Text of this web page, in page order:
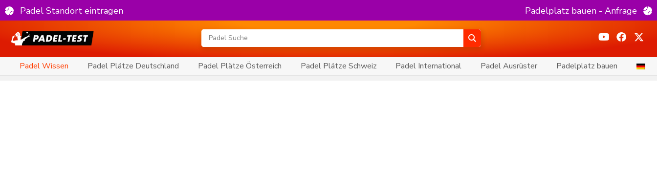
Padel Standort eintragen Padelplatz bauen - Anfrage
Padel Wissen Padel Plätze Deutschland Padel Plätze Österreich Padel Plätze Schweiz Padel International Padel Ausrüster Padelplatz bauen